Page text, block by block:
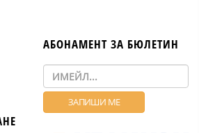
АБОНАМЕНТ ЗА БЮЛЕТИН